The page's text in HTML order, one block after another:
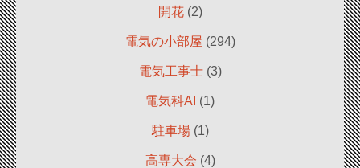
開花(2)
電気の小部屋 (294)
電気工事士(3)
電気科AI (1)
駐車場(1)
高専大会 (4)